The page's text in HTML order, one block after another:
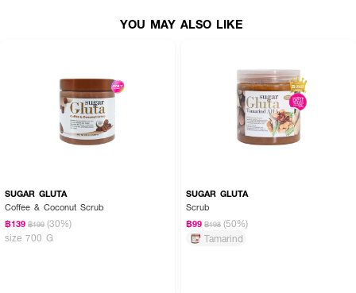
YOU MAY ALSO LIKE
SUGAR GLUTA
Coffee & Coconut Scrub
฿139 ฿199 (30%)
size 700 G
SUGAR GLUTA
Scrub
฿99 ฿198 (50%)
Tamarind